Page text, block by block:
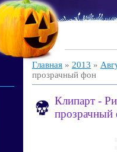
Главная » 2013 »
прозрачный фон
Клипарт -
прозрачный